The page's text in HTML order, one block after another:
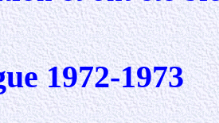
1972-1973